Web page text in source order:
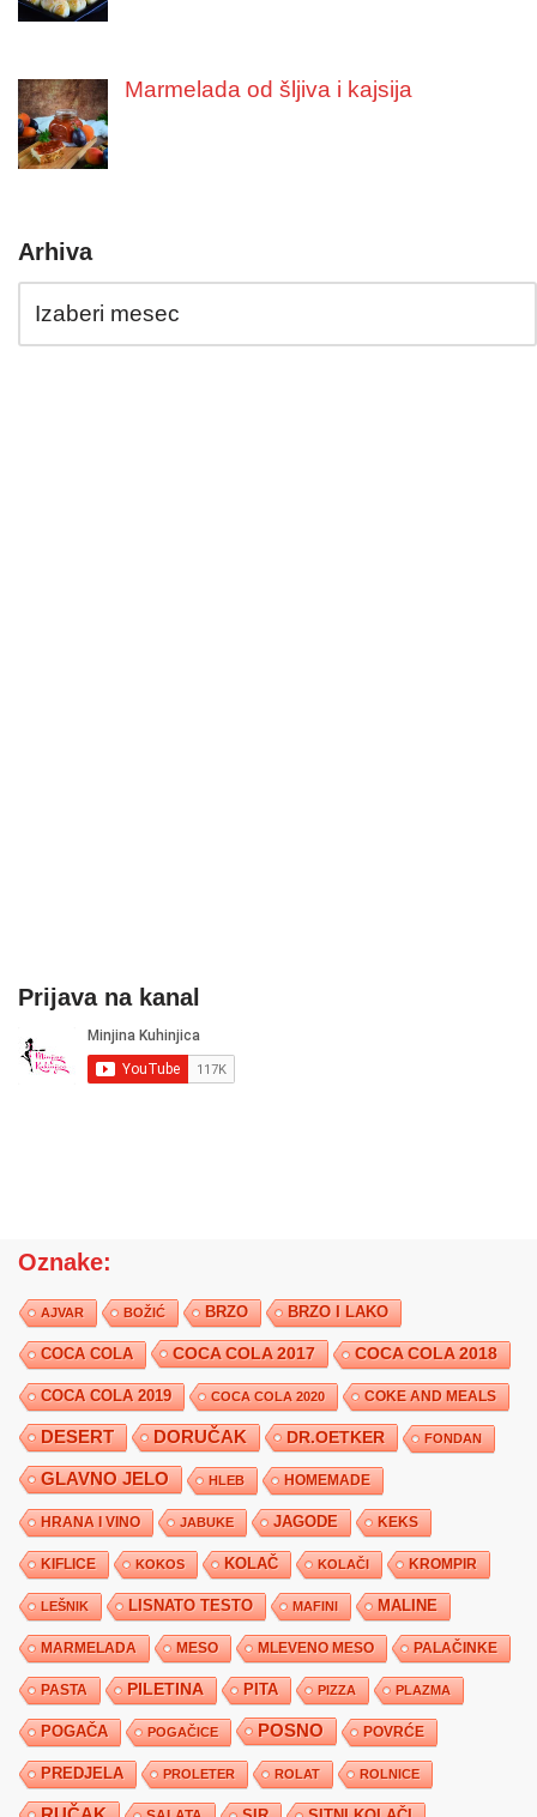
Marmelada od šljiva i kajsija
Arhiva
Prijava na kanal
Oznake:
AJVAR BOŽIĆ BRZO BRZO I LAKO
COCA COLA COCA COLA 2017 COCA COLA 2018
COCA COLA 2019 COCA COLA 2020 COKE AND MEALS
DESERT DORUČAK DR.OETKER FONDAN
GLAVNO JELO HLEB HOMEMADE
HRANA I VINO JABUKE JAGODE KEKS
KIFLICE KOKOS KOLAČ KOLAČI KROMPIR
LEŠNIK LISNATO TESTO MAFINI MALINE
MARMELADA MESO MLEVENO MESO PALAČINKE
PASTA PILETINA PITA PIZZA PLAZMA
POGAČA POGAČICE POSNO POVRĆE
PREDJELA PROLETER ROLAT ROLNICE